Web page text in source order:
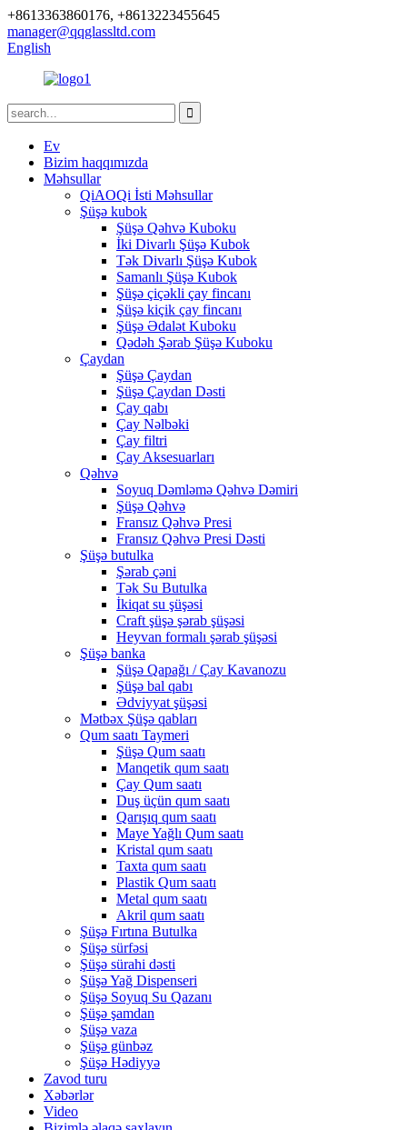
+8613363860176, +8613223455645
manager@qqglassltd.com
English
Ev
Bizim haqqımızda
Məhsullar
QiAOQi İsti Məhsullar
Şüşə kubok
Şüşə Qəhvə Kuboku
İki Divarlı Şüşə Kubok
Tək Divarlı Şüşə Kubok
Samanlı Şüşə Kubok
Şüşə çiçəkli çay fincanı
Şüşə kiçik çay fincanı
Şüşə Ədalət Kuboku
Qədəh Şərab Şüşə Kuboku
Çaydan
Şüşə Çaydan
Şüşə Çaydan Dəsti
Çay qabı
Çay Nəlbəki
Çay filtri
Çay Aksesuarları
Qəhvə
Soyuq Dəmləmə Qəhvə Dəmiri
Şüşə Qəhvə
Fransız Qəhvə Presi
Fransız Qəhvə Presi Dəsti
Şüşə butulka
Şərab çəni
Tək Su Butulka
İkiqat su şüşəsi
Craft şüşə şərab şüşəsi
Heyvan formalı şərab şüşəsi
Şüşə banka
Şüşə Qapağı / Çay Kavanozu
Şüşə bal qabı
Ədviyyat şüşəsi
Mətbəx Şüşə qabları
Qum saatı Taymeri
Şüşə Qum saatı
Manqetik qum saatı
Çay Qum saatı
Duş üçün qum saatı
Qarışıq qum saatı
Maye Yağlı Qum saatı
Kristal qum saatı
Taxta qum saatı
Plastik Qum saatı
Metal qum saatı
Akril qum saatı
Şüşə Fırtına Butulka
Şüşə sürfəsi
Şüşə sürahi dəsti
Şüşə Yağ Dispenseri
Şüşə Soyuq Su Qazanı
Şüşə şamdan
Şüşə vaza
Şüşə günbəz
Şüşə Hədiyyə
Zavod turu
Xəbərlər
Video